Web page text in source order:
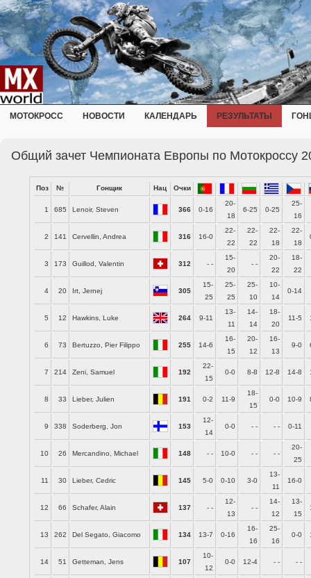
МОТОКРОСС НОВОСТИ КАЛЕНДАРЬ РЕЗУЛЬТАТЫ
Общий зачет Чемпионата Европы по Мотокроссу
Поз № Гонщик Нац Очки
1 685 Lenoir, Steven 366 0-16
20-
18
6-25 0-25
25-
16
2 141 Cervellin, Andrea 316 16-0
22-
22
22-
22
22-
18
22-
18
3 173 Guillod, Valentin 312 - -
15-
20
- -
20-
22
18-
22
4 20 Irt, Jernej 305
15-
25
25-
25
25-
10
10-
14
0-14
5 12 Hawkins, Luke 264 9-11
13-
11
14-
14
18-
20
11-5
6 73 Bertuzzo, Pier Filippo 255 14-6
16-
15
20-
12
16-
13
9-0
7 214 Zeni, Samuel 192
22-
15
0-0 8-8 12-8 14-8
8 33 Lieber, Julien 191 0-2 11-9
18-
15
0-0 10-9
9 338 Soderberg, Jon 153
12-
14
0-0 - - - - 0-11
10 26 Mercandino, Michael 148 - - 10-0 - - - -
20-
25
11 30 Lieber, Cedric 145 5-0 0-10 3-0
13-
11
16-0
12 66 Schafer, Alain 137 - -
12-
13
- -
14-
12
13-
15
13 262 Del Segato, Giacomo 134 13-7 0-16
16-
16
25-
16
0-0
14 51 Getteman, Jens 107
10-
12
0-0 12-4 - - - -